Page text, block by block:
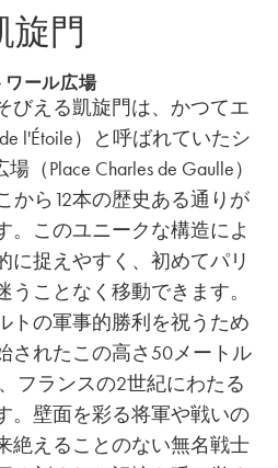
旋門
ワール広場
びえる凱旋門は、かつてエ
l'Étoile）と呼ばれていたシ
（Place Charles de Gaulle）
から12本の歴史ある通りが
。このユニークな構造によ
に捉えやすく、初めてパリ
うことなく移動できます。
トの軍事的勝利を祝うため
されたこの高さ50メートル
フランスの2世紀にわたる
。壁面を彩る将軍や戦いの
絶えることのない無名戦士